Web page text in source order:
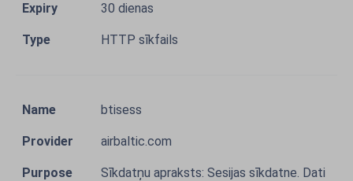
30 dienas
HTTP sīkfails
btisess
airbaltic.com
Sīkdatņu apraksts: Sesijas sīkdatne. Dati